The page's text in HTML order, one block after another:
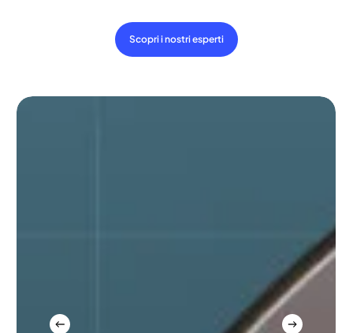
Scopri i nostri esperti
Lubrificanti